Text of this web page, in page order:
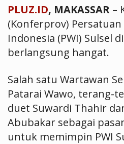
PLUZ.ID, MAKASSAR –
(Konferprov)
Indonesia (PWI) Sulsel
berlangsung hangat.
Salah satu Wartawan
Patarai Wawo, terang-
duet Suwardi Thahir
Abubakar sebagai
untuk memimpin PWI